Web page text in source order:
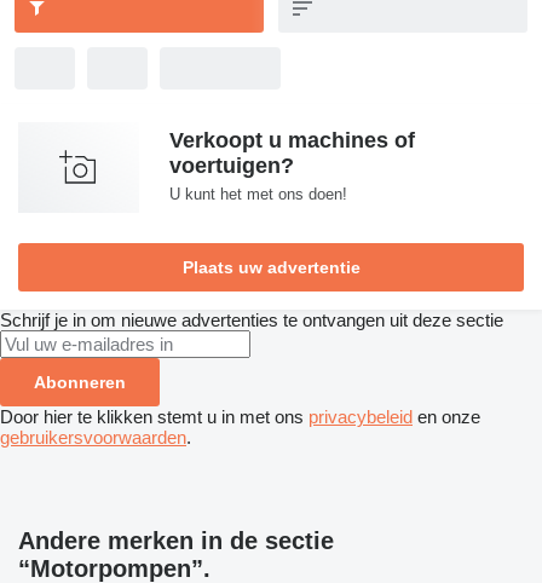
Verkoopt u machines of
voertuigen?
U kunt het met ons doen!
Plaats uw advertentie
Schrijf je in om nieuwe advertenties te ontvangen uit deze sectie
Abonneren
Door hier te klikken stemt u in met ons privacybeleid en onze
gebruikersvoorwaarden.
Andere merken in de sectie
“Motorpompen”.